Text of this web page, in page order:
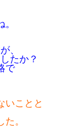
、
たか？
で
いことと
。